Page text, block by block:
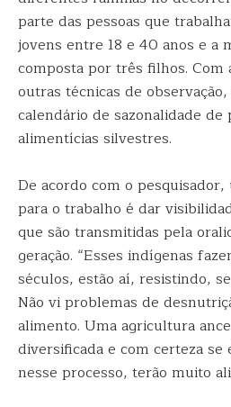
parte das pessoas que
jovens entre 18 e 40 anos e a
composta por três filhos. Com
outras técnicas de
calendário de sazonalidade de
alimentícias silvestres.
De acordo com o
para o trabalho é dar
que são transmitidas pela
geração. “Esses indígenas
séculos, estão aí, resistindo,
Não vi problemas de
alimento. Uma agricultura
diversificada e com certeza se
nesse processo, terão muito